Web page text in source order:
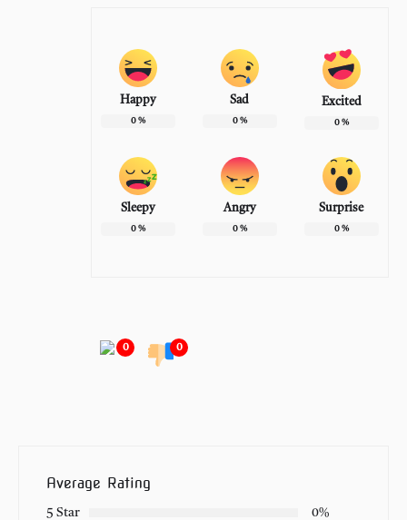
Happy
0%
Sad
0%
Excited
0%
Sleepy
0%
Angry
0%
Surprise
0%
0 0
Average Rating
5 Star
0%